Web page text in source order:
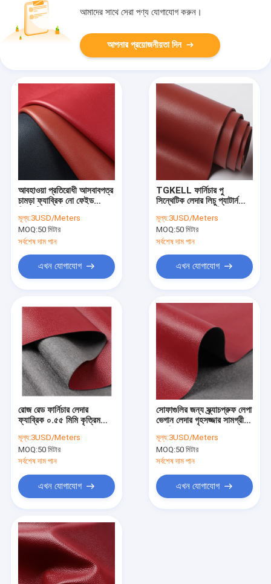
পণ্য
আমাদের সম্পর্কে
আমাদের সাথে সেরা পণ্য যোগাযোগ করুন।
আপনার প্রয়োজনীয়তা দিন
আবহাওয়া প্রতিরোধী আসবাবপত্র
চামড়া ফ্যাব্রিক নো ফেইড
চামড়া
মূল্য:3USD/Meters
MOQ:50 মিটার
সর্বশেষ দাম পান
এখন যোগাযোগ
TGKELL ফার্নিচার পু
সিন্থেটিক লেদার লিচু প্যাটার্ন
মূল্য:3USD/Meters
MOQ:50 মিটার
সর্বশেষ দাম পান
এখন যোগাযোগ
রোজ রেড ফার্নিচার লেদার
ফ্যাব্রিক ০.৫৫ মিমি কৃত্রিম
মূল্য:3USD/Meters
MOQ:50 মিটার
সর্বশেষ দাম পান
এখন যোগাযোগ
সোফাগুলির জন্য স্ক্র্যাচপ্রুফ লেপা
ভেগান লেদার গৃহসজ্জার সামগ্রী
মূল্য:3USD/Meters
MOQ:50 মিটার
সর্বশেষ দাম পান
এখন যোগাযোগ